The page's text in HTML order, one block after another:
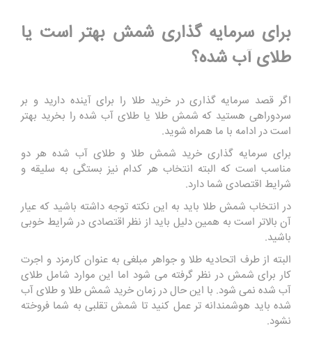
برای سرمایه گذاری شمش بهتر است یا
طلای آب شده؟
اگر قصد سرمایه گذاری در خرید طلا را برای آینده دارید و بر
سردوراهی هستید که شمش طلا یا طلای آب شده را بخرید بهتر
است در ادامه با ما همراه شوید.
برای سرمایه گذاری خرید شمش طلا و طلای آب شده هر دو
مناسب است که البته انتخاب هر کدام نیز بستگی به سلیقه و
شرایط اقتصادی شما دارد.
در انتخاب شمش طلا باید به این نکته توجه داشته باشید که عیار
آن بالاتر است به همین دلیل باید از نظر اقتصادی در شرایط خوبی
باشید.
البته از طرف اتحادیه طلا و جواهر مبلغی به عنوان کارمزد و اجرت
کار برای شمش در نظر گرفته می شود اما این موارد شامل طلای
آب شده نمی شود. با این حال در زمان خرید شمش طلا و طلای آب
شده باید هوشمندانه تر عمل کنید تا شمش تقلبی به شما فروخته
نشود.